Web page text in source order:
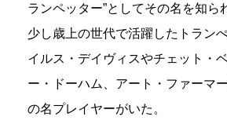
ランペッター”としてその名を知ら
少し歳上の世代で活躍したトラン
イルス・デイヴィスやチェット・
ー・ドーハム、アート・ファーマ
の名プレイヤーがいた。